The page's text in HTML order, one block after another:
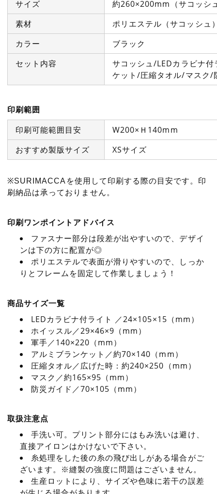
サイズ
約260×200mm（サコッシ
素材
ポリエステル（サコッシュ
カラー
ブラック
セット内容
サコッシュ/LEDカラビナ
ケット/圧縮タオル/マスク/
印刷範囲
印刷可能範囲目安
W200×Ｈ140mm
おすすめ製版サイズ
XSサイズ
※SURIMACCAを使用して印刷する際の目安です。印
刷納品は承っておりません。
印刷ワンポイントアドバイス
ファスナー部分は段差が出やすいので、デザイ
ンは下の方に配置が◎
ポリエステルで表面が滑りやすいので、しっか
りとフレームを固定して作業しましょう！
商品サイズ一覧
LEDカラビナ付ライト ／24×105×15（mm）
ホイッスル／29×46×9（mm）
軍手／140×220（mm）
アルミブランケット／約70×140（mm）
圧縮タオル／広げた時：約240×250（mm）
マスク／約165×95（mm）
防災ガイド／70×105（mm）
取扱注意点
手洗い可。プリント部分にはもみ洗いは避け、
直接アイロンはかけないで下さい。
糸処理をした後の糸の飛び出しがある場合がご
ざいます。※縫製の強度に問題はございません。
生産ロットにより、サイズや色味に若干の誤差